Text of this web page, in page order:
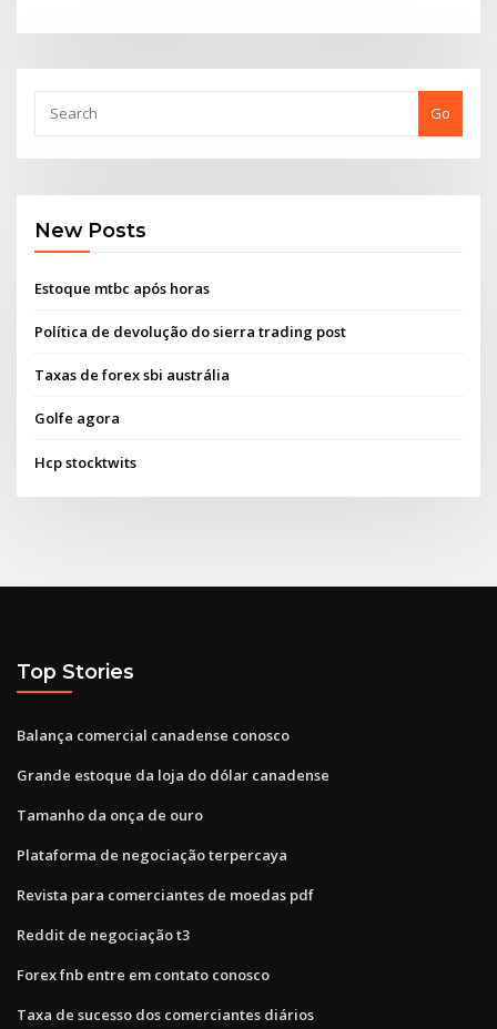
Go
New Posts
Estoque mtbc após horas
Política de devolução do sierra trading post
Taxas de forex sbi austrália
Golfe agora
Hcp stocktwits
Top Stories
Balança comercial canadense conosco
Grande estoque da loja do dólar canadense
Tamanho da onça de ouro
Plataforma de negociação terpercaya
Revista para comerciantes de moedas pdf
Reddit de negociação t3
Forex fnb entre em contato conosco
Taxa de sucesso dos comerciantes diários